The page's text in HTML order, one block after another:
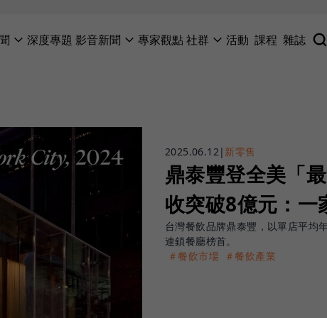
深度專題 影音新聞 專家觀點社群 活動 課程 雜誌
2025.06.12| 新零售
鼎泰豐登全美「
收突破8億元：一
台灣餐飲品牌鼎泰豐，以單店平均
連鎖餐廳榜首。
＃餐飲市場 ＃餐飲產業